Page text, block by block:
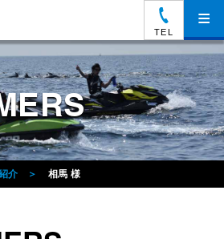
TEL
≡
介 相馬 様